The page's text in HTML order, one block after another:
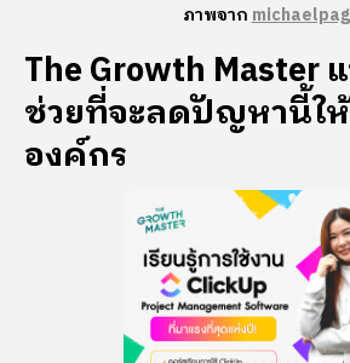
ภาพจาก
The Growth Master
ช่วยที่จะลดปัญหานี้ใ
องค์กร